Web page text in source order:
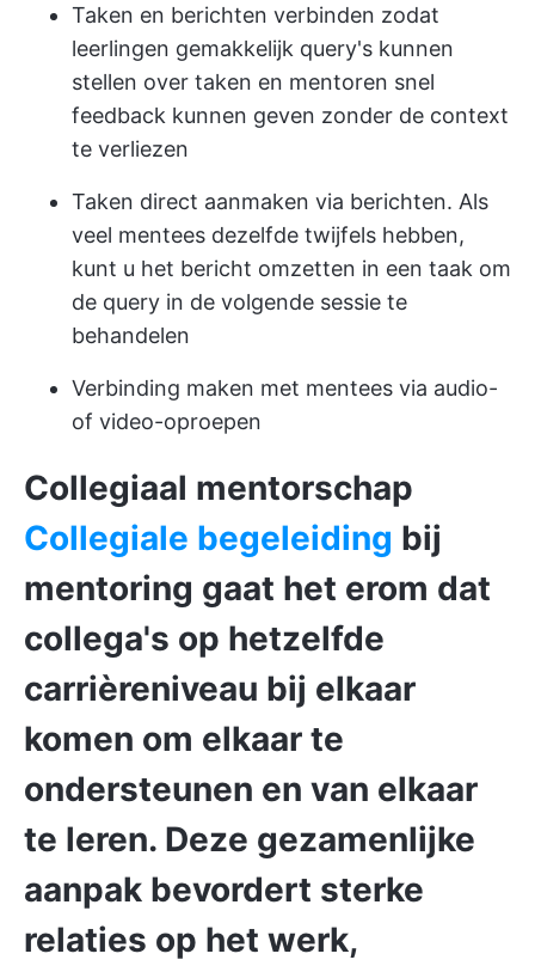
Taken en berichten verbinden zodat
leerlingen gemakkelijk query's kunnen
stellen over taken en mentoren snel
feedback kunnen geven zonder de context
te verliezen
Taken direct aanmaken via berichten. Als
veel mentees dezelfde twijfels hebben,
kunt u het bericht omzetten in een taak om
de query in de volgende sessie te
behandelen
Verbinding maken met mentees via audio-
of video-oproepen
Collegiaal mentorschap
Collegiale begeleiding bij
mentoring gaat het erom dat
collega's op hetzelfde
carrièreniveau bij elkaar
komen om elkaar te
ondersteunen en van elkaar
te leren. Deze gezamenlijke
aanpak bevordert sterke
relaties op het werk,